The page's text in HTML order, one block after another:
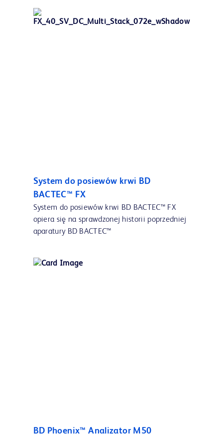
System do posiewów krwi BD
BACTEC™ FX
System do posiewów krwi BD BACTEC™ FX
opiera się na sprawdzonej historii poprzedniej
aparatury BD BACTEC™
BD Phoenix™ Analizator M50